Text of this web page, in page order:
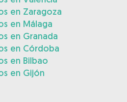
en Zaragoza
en Málaga
en Granada
en Córdoba
en Bilbao
en Gijón